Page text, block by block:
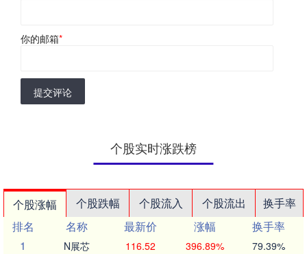
你的邮箱*
提交评论
个股实时涨跌榜
个股涨幅 个股跌幅 个股流入 个股流出
换手率
排名
名称 最新价 涨幅
换手率
1
N展芯 116.52 396.89% 79.39%